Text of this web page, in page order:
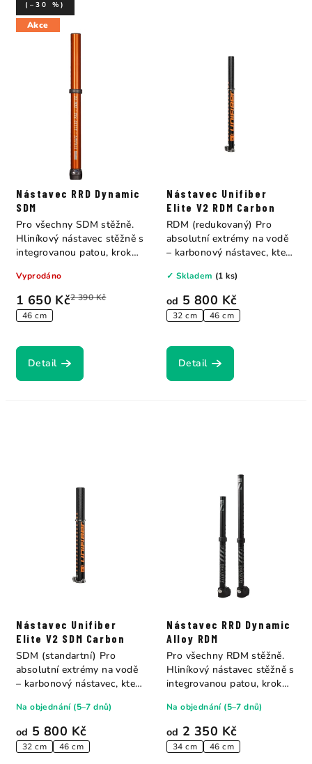
Akce
Nástavec RRD Dynamic
SDM
1 650 Kč2 390 Kč
(–30 %)
46 cm
Vyprodáno
Detail
Pro všechny SDM stěžně.
Hliníkový nástavec stěžně s
integrovanou patou, krok
Nástavec Unifiber
Elite V2 RDM Carbon
od 5 800 Kč
32 cm 46 cm
✓ Skladem (1 ks)
Detail
RDM (redukovaný) Pro
absolutní extrémy na vodě
– karbonový nástavec, který
Nástavec Unifiber
Elite V2 SDM Carbon
od 5 800 Kč
32 cm 46 cm
Na objednání (5–7 dnů)
SDM (standartní) Pro
absolutní extrémy na vodě
– karbonový nástavec, který
Nástavec RRD Dynamic
Alloy RDM
od 2 350 Kč
34 cm 46 cm
Na objednání (5–7 dnů)
Pro všechny RDM stěžně.
Hliníkový nástavec stěžně s
integrovanou patou, krok